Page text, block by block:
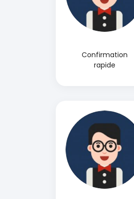
Confirmation
rapide